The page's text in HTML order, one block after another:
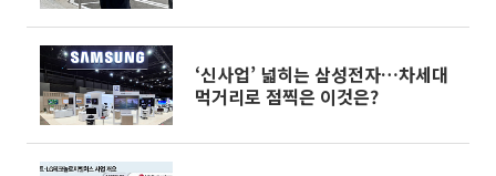
‘신사업’ 넓히는 삼성전자…차세대
먹거리로 점찍은 이것은?